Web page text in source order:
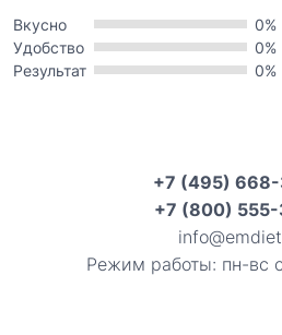
Вкусно
0%
Удобство
0%
Результат
0%
+7 (495)
+7 (800)
Режим работы: пн-вс